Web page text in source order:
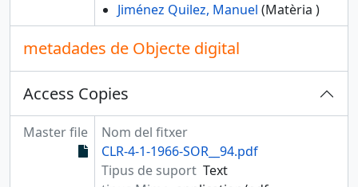
Jiménez Quilez, Manuel (Matèria )
metadades de Objecte digital
Access Copies
Master file
Nom del fitxer
CLR-4-1-1966-SOR__94.pdf
Tipus de suport Text